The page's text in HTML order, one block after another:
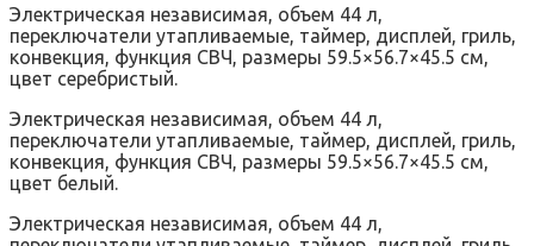
Электрическая независимая, объем 44 л,
переключатели утапливаемые, таймер, дисплей, гриль,
конвекция, функция СВЧ, размеры 59.5×56.7×45.5 см,
цвет серебристый.
Электрическая независимая, объем 44 л,
переключатели утапливаемые, таймер, дисплей, гриль,
конвекция, функция СВЧ, размеры 59.5×56.7×45.5 см,
цвет белый.
Электрическая независимая, объем 44 л,